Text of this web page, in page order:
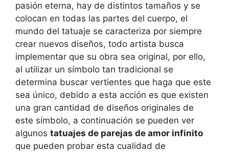
pasión eterna, hay de distintos tamaños y se
colocan en todas las partes del cuerpo, el
mundo del tatuaje se caracteriza por siempre
crear nuevos diseños, todo artista busca
implementar que su obra sea original, por ello,
al utilizar un símbolo tan tradicional se
determina buscar vertientes que haga que este
sea único, debido a esta acción es que existen
una gran cantidad de diseños originales de
este símbolo, a continuación se pueden ver
algunos tatuajes de parejas de amor infinito
que pueden probar esta cualidad de